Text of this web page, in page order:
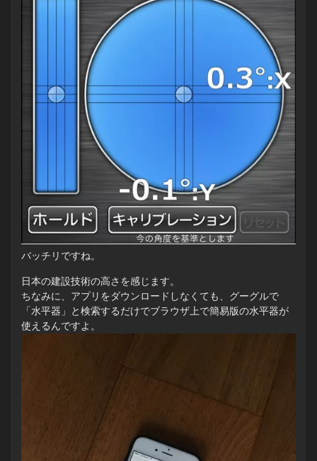
バッチリですね。
日本の建設技術の高さを感じます。
ちなみに、アプリをダウンロードしなくても、グーグルで
「水平器」と検索するだけでブラウザ上で簡易版の水平器が
使えるんですよ。